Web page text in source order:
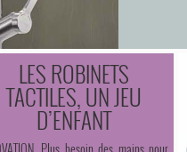
LES ROBINETS
TACTILES, UN JEU
D’ENFANT